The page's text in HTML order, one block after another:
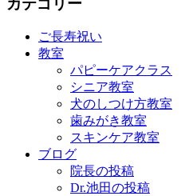
ご長寿祝い
教室
パピーケアクラス
シニア教室
犬のしつけ方教室
歯みがき教室
スキンケア教室
ブログ
院長の投稿
Dr.池田の投稿